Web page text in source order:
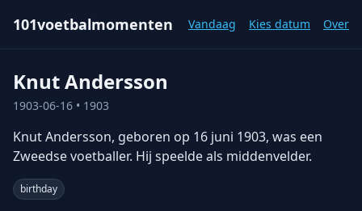
101voetbalmomenten Vandaag Kies datum Over
Knut Andersson
1903-06-16 • 1903
Knut Andersson, geboren op 16 juni 1903, was een
Zweedse voetballer. Hij speelde als middenvelder.
birthday